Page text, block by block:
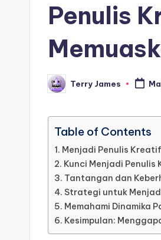
Penulis
Posted
by
Terry James
Table of Contents
Menjadi Penulis
Kunci Menjadi
Tantangan dan
Strategi untuk
Memahami Dinamika
Kesimpulan: